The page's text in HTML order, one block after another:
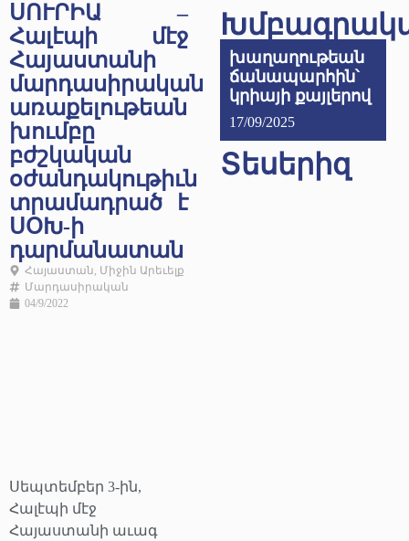
ՍՈՒՐԻԱ –
Հալէպի մէջ
Հայաստանի
մարդասիրական
առաքելութեան
խումբը
բժշկական
օժանդակութիւն
տրամադրած է
ՍՕԽ-ի
դարմանատան
Հայաստան, Միջին Արեւելք
Մարդասիրական
04/9/2022
Սեպտեմբեր 3-ին,
Հալէպի մէջ
Հայաստանի աւագ
խաղաղութեան
ճանապարհին՝
կրիայի քայլերով
17/09/2025
Տեսերիզ